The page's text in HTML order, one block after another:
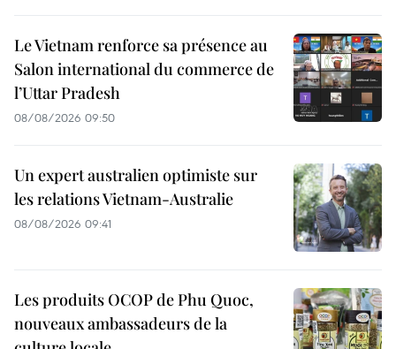
Le Vietnam renforce sa présence au
Salon international du commerce de
l’Uttar Pradesh
08/08/2026 09:50
Un expert australien optimiste sur
les relations Vietnam-Australie
08/08/2026 09:41
Les produits OCOP de Phu Quoc,
nouveaux ambassadeurs de la